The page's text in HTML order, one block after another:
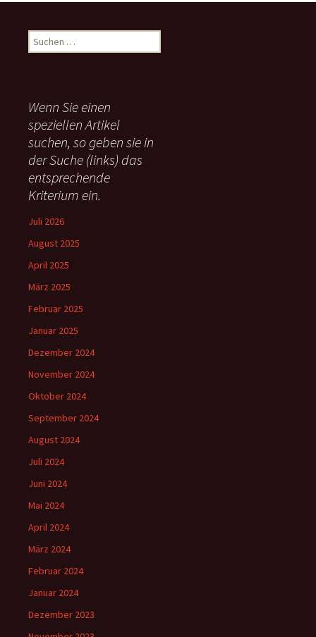
u
n
n
a
c
:
Wenn Sie einen
speziellen Artikel
suchen, so geben sie in
der Suche (links) das
entsprechende
Kriterium ein.
Juli 2026
August 2025
April 2025
März 2025
Februar 2025
Januar 2025
Dezember 2024
November 2024
Oktober 2024
September 2024
August 2024
Juli 2024
Juni 2024
Mai 2024
April 2024
März 2024
Februar 2024
Januar 2024
Dezember 2023